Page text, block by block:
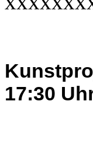
17:30